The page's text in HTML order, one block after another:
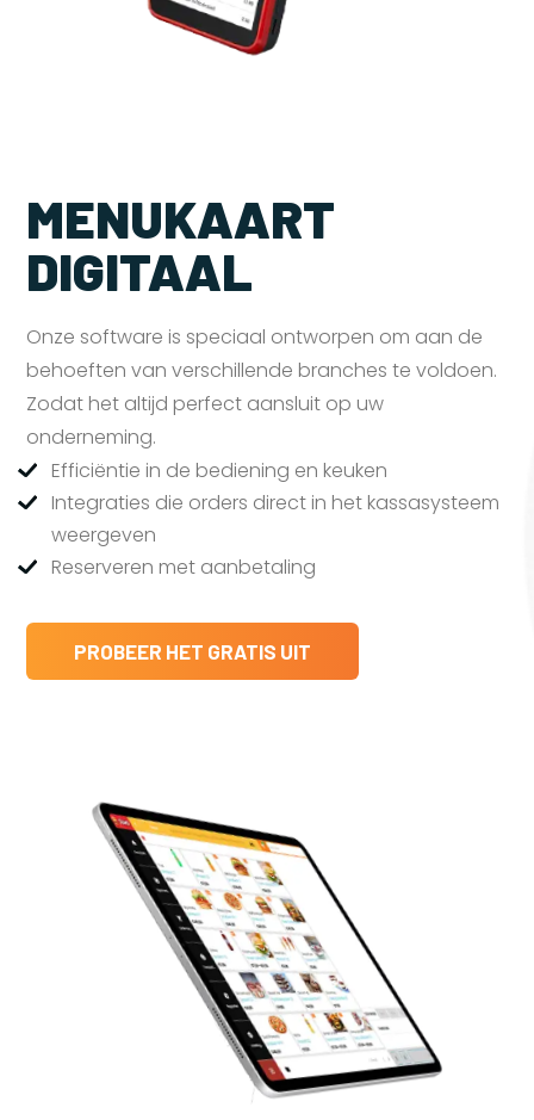
MENUKAART
DIGITAAL
Onze software is speciaal ontworpen om aan de
behoeften van verschillende branches te voldoen.
Zodat het altijd perfect aansluit op uw
onderneming.
Efficiëntie in de bediening en keuken
Integraties die orders direct in het kassasysteem
weergeven
Reserveren met aanbetaling
PROBEER HET GRATIS UIT